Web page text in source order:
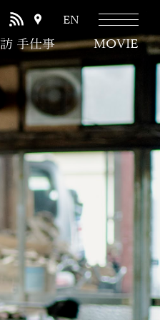
instagram
RSS
ク
セ
ス
EN
手仕事 MOVIE